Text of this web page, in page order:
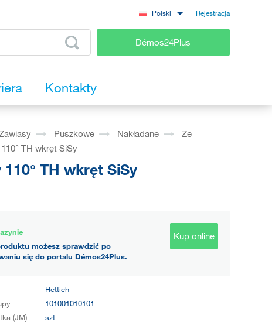
Polski Rejestracja
Démos24Plus
Kontakty
Puszkowe Nakładane
Ze
TH wkręt SiSy
TH wkręt SiSy
możesz sprawdzić po
się do portalu Démos24Plus.
Kup online
Hettich
101001010101
(JM)
szt